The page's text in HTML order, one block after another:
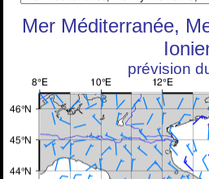
Mer Méditerranée,
prévision